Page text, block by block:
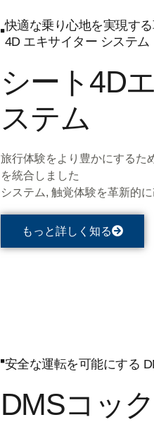
快適な乗り心地を実現す
4D エキサイター システム
シート4D
ステム
旅行体験をより豊かにするた
を統合しました
システム, 触覚体験を革新的
もっと詳しく知る
安全な運転を可能にする
DMSコッ